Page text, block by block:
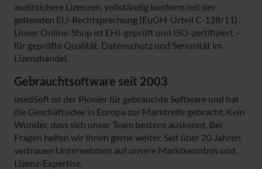
auditsichere Lizenzen, vollständig konform mit der
geltenden EU-Rechtsprechung (EuGH-Urteil C-128/11).
Unser Online-Shop ist EHI-geprüft und ISO-zertifiziert –
für geprüfte Qualität, Datenschutz und Seriosität im
Lizenzhandel.
Gebrauchtsoftware seit 2003
usedSoft ist der Pionier für gebrauchte Software und hat
die Geschäftsidee in Europa zur Marktreife gebracht. Kein
Wunder, dass sich unser Team bestens auskennt. Bei
Fragen helfen wir Ihnen gerne weiter. Seit über 20 Jahren
vertrauen Unternehmen auf unsere Marktkenntnis und
Lizenz-Expertise.